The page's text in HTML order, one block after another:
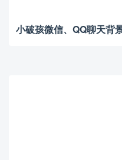
小破孩微信、QQ聊天背